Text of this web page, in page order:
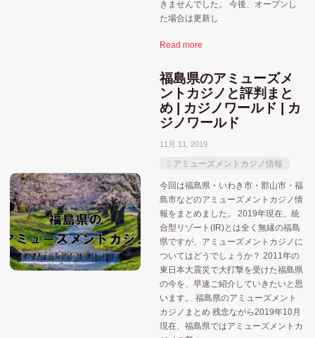
きませんでした。 今後、オープンし
た場合は更新し
Read more
福島県のアミューズメ
ントカジノと評判まと
め | カジノワールド | カ
ジノワールド
11月 11, 2019
アミューズメントカジノ情報
今回は福島県・いわき市・郡山市・福
島市などのアミューズメントカジノ情
報をまとめました。 2019年現在、統
合型リゾート(IR)とは全く無縁の福島
県ですが、アミューズメントカジノに
ついてはどうでしょうか？ 2011年の
東日本大震災で大打撃を受けた福島県
の今を、早速ご紹介していきたいと思
います。 福島県のアミューズメント
カジノまとめ 残念ながら2019年10月
現在、福島県ではアミューズメントカ